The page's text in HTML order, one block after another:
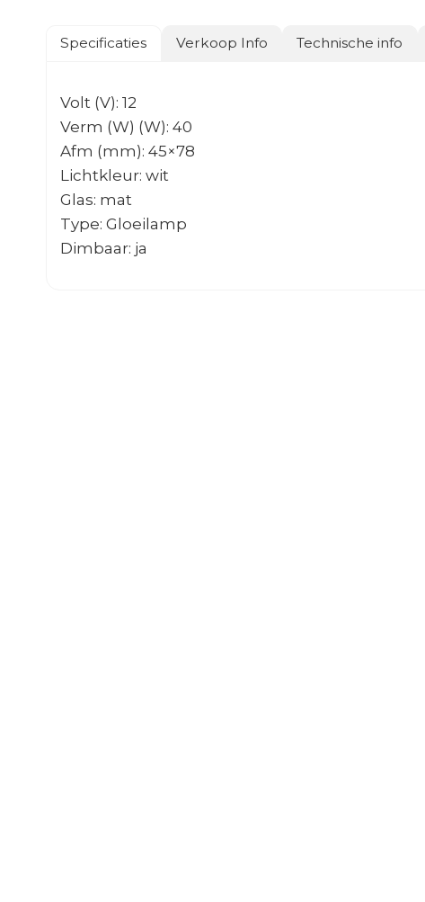
Specificaties Verkoop Info Technische info
Volt (V): 12
Verm (W) (W): 40
Afm (mm): 45×78
Lichtkleur: wit
Glas: mat
Type: Gloeilamp
Dimbaar: ja